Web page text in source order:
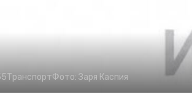
ТранспортФото: Заря Каспия